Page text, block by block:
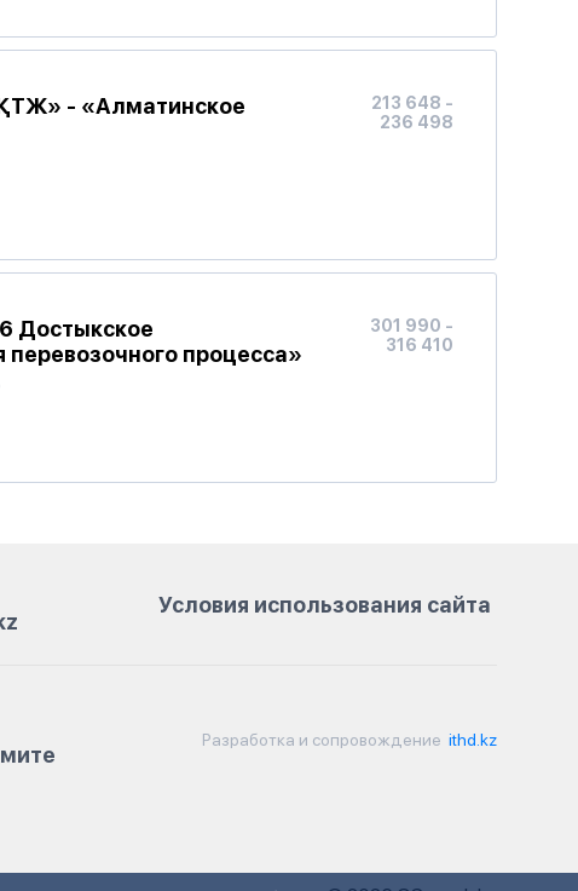
- «Алматинское
213 648 -
236 498
Достыкское
процесса»
301 990 -
316 410
Условия использования сайта
Разработка и сопровождение ithd.kz